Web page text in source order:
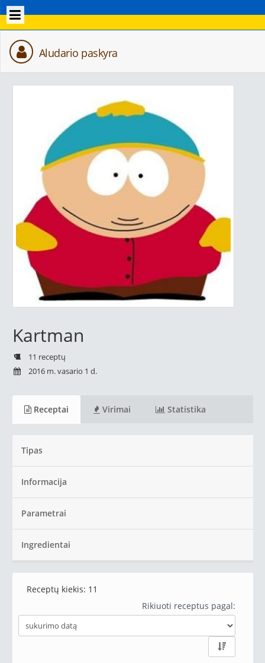
Aludario paskyra
Kartman
11 receptų
2016 m. vasario 1 d.
Receptai Virimai Statistika
Tipas
Informacija
Parametrai
Ingredientai
Receptų kiekis: 11
Rikiuoti receptus pagal: